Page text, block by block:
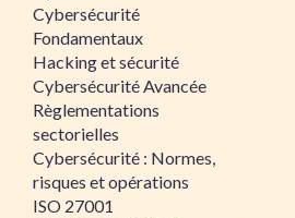
Cybersécurité
Fondamentaux
Hacking et sécurité
Cybersécurité Avancée
Règlementations
sectorielles
Cybersécurité : Normes,
risques et opérations
ISO 27001